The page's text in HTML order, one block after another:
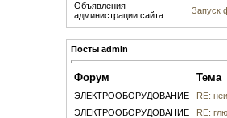
Объявления
администрации сайта
Запуск
Посты admin
Форум Тема
ЭЛЕКТРООБОРУДОВАНИЕ
RE:
ЭЛЕКТРООБОРУДОВАНИЕ
RE: